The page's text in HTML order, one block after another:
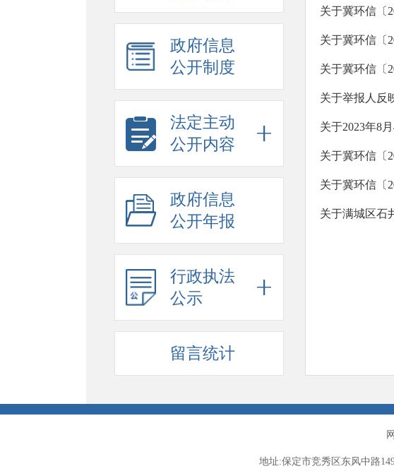
政府信息
公开制度
法定主动
公开内容
政府信息
公开年报
行政执法
公示
留言统计
关于冀环信〔
关于冀环信〔
关于冀环信〔
关于举报人反
关于2023年8
关于冀环信〔
关于冀环信〔
关于满城区石
地址:保定市竞秀区东风中路